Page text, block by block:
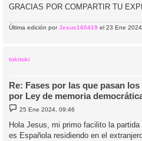
GRACIAS POR COMPARTIR TU
Última edición porJesus160419 el 23 Ene
tokitoki
Re: Fases por las que pasan
por Ley de memoria
M
e
n
s
a
25 Ene 2024, 09:46
Hola Jesus, mi primo facilito la
es Española residiendo en el